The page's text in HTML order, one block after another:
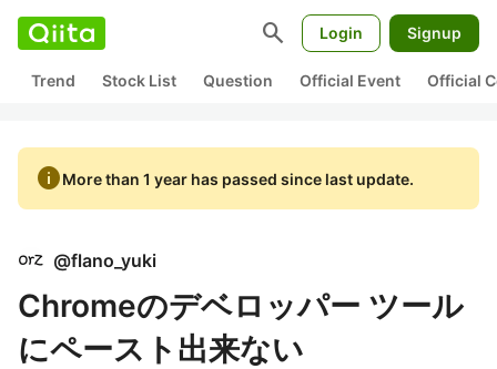
search Login Signup
Trend Stock List Question Official Event Official
infoMore than 1 year has passed since last update.
@flano_yuki
Chromeのデベロッパー ツール
にペースト出来ない